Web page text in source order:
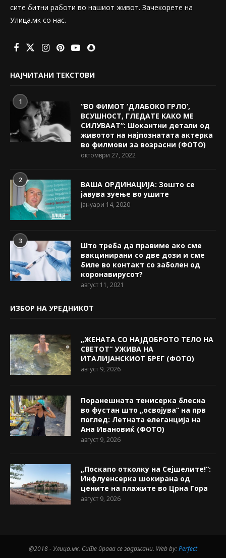
сите битни работи во нашиот живот. Зачекорете на
Улица.мк со нас.
НАЈЧИТАНИ ТЕКСТОВИ
1
“ВО ФИМОТ ‘ДЛАБОКО ГРЛО’,
ВСУШНОСТ, ГЛЕДАТЕ КАКО МЕ
СИЛУВААТ“: Шокантни детали од
животот на најпознатата актерка
во филмови за возрасни (ФОТО)
октомври 27, 2022
2
ВАША ОРДИНАЦИЈА: Зошто се
јавува зуење во ушите
јануари 14, 2020
3
Што треба да правиме ако сме
вакцинирани со две дози и сме
биле во контакт со заболен од
коронавирусот?
август 11, 2021
ИЗБОР НА УРЕДНИКОТ
„ЖЕНАТА СО НАЈДОБРОТО ТЕЛО НА
СВЕТОТ“ УЖИВА НА
ИТАЛИЈАНСКИОТ БРЕГ (ФОТО)
август 9, 2026
Поранешната тенисерка блесна
во фустан што „освојува“ на прв
поглед: Летната елеганција на
Ана Ивановиќ (ФОТО)
август 9, 2026
„Поскапо отколку на Сејшелите!“:
Инфлуенсерка шокирана од
цените на плажите во Црна Гора
август 9, 2026
@2018 - Улица.мк. Сите права се задржани. Web by:Perfect